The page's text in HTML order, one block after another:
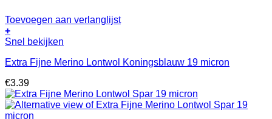
Toevoegen aan verlanglijst
+
Snel bekijken
Extra Fijne Merino Lontwol Koningsblauw 19 micron
€3.39